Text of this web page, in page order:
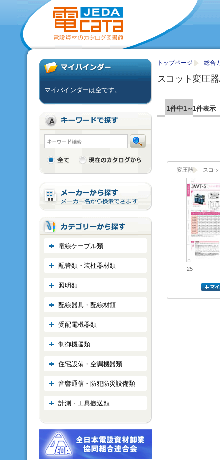
トップページ 総合
スコット変圧
1件中1～1件表示
変圧器 スコ
25
マイバインダーは空です。
電線ケーブル類
配管類・装柱器材類
照明類
配線器具・配線材類
受配電機器類
制御機器類
住宅設備・空調機器類
音響通信・防犯防災設備類
計測・工具搬送類